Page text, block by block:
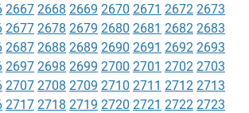
2667 2668 2669 2670 2671 2672 2673
2677 2678 2679 2680 2681 2682 2683
2687 2688 2689 2690 2691 2692 2693
2697 2698 2699 2700 2701 2702 2703
2707 2708 2709 2710 2711 2712 2713
2717 2718 2719 2720 2721 2722 2723